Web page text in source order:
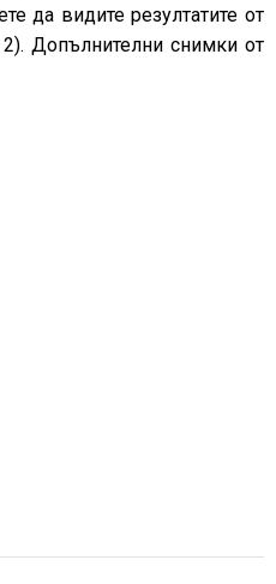
да видите резултатите от
Допълнителни снимки от